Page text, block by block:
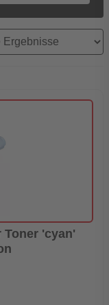
Toner 'cyan'